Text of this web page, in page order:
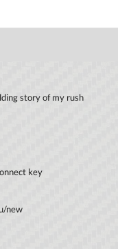
story of my rush
key
new